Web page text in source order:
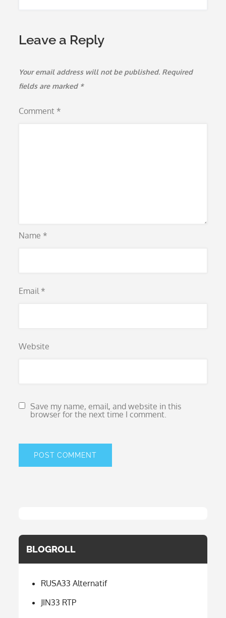
Leave a Reply
Your email address will not be published. Required
fields are marked *
Comment *
Name *
Email *
Website
Save my name, email, and website in this
browser for the next time I comment.
BLOGROLL
RUSA33 Alternatif
JIN33 RTP